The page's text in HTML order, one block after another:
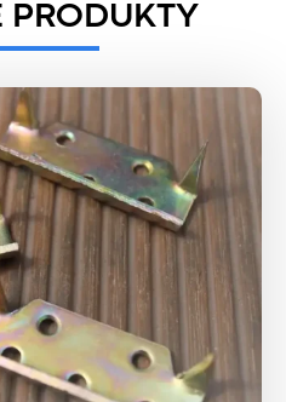
PRODUKTY